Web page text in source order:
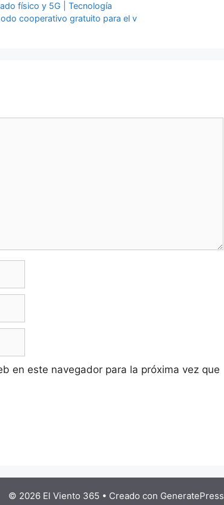
físico y 5G | Tecnología
cooperativo gratuito para el v
en este navegador para la próxima vez que
© 2026 El Viento 365 • Creado con GeneratePress